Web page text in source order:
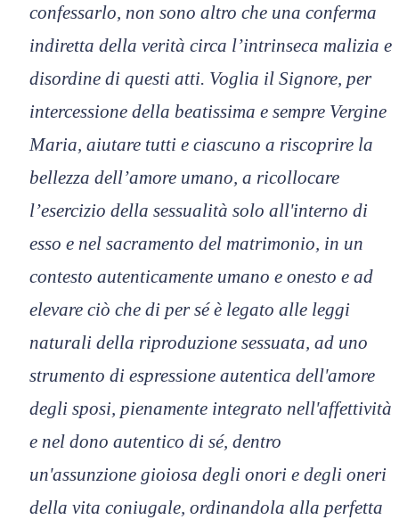
confessarlo, non sono altro che una conferma
indiretta della verità circa l’intrinseca malizia e
disordine di questi atti. Voglia il Signore, per
intercessione della beatissima e sempre Vergine
Maria, aiutare tutti e ciascuno a riscoprire la
bellezza dell’amore umano, a ricollocare
l’esercizio della sessualità solo all'interno di
esso e nel sacramento del matrimonio, in un
contesto autenticamente umano e onesto e ad
elevare ciò che di per sé è legato alle leggi
naturali della riproduzione sessuata, ad uno
strumento di espressione autentica dell'amore
degli sposi, pienamente integrato nell'affettività
e nel dono autentico di sé, dentro
un'assunzione gioiosa degli onori e degli oneri
della vita coniugale, ordinandola alla perfetta